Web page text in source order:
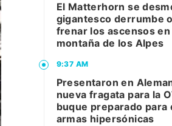
El Matterhorn se
gigantesco derrumbe
frenar los ascensos
montaña de los Alpes
9:37 AM
Presentaron en
nueva fragata para la
buque preparado
armas hipersónicas